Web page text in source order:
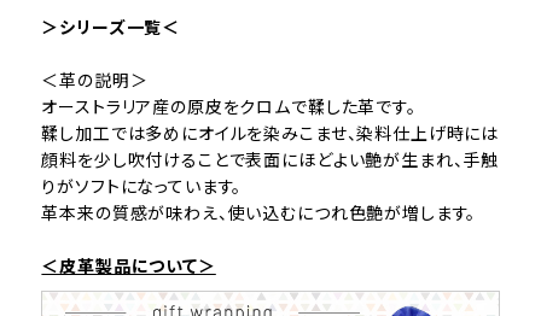
＞シリーズ一覧＜
＜革の説明＞
オーストラリア産の原皮をクロムで鞣した革です。
鞣し加工では多めにオイルを染みこませ、染料仕上げ時には
顔料を少し吹付けることで表面にほどよい艶が生まれ、手触
りがソフトになっています。
革本来の質感が味わえ、使い込むにつれ色艶が増します。
＜皮革製品について＞